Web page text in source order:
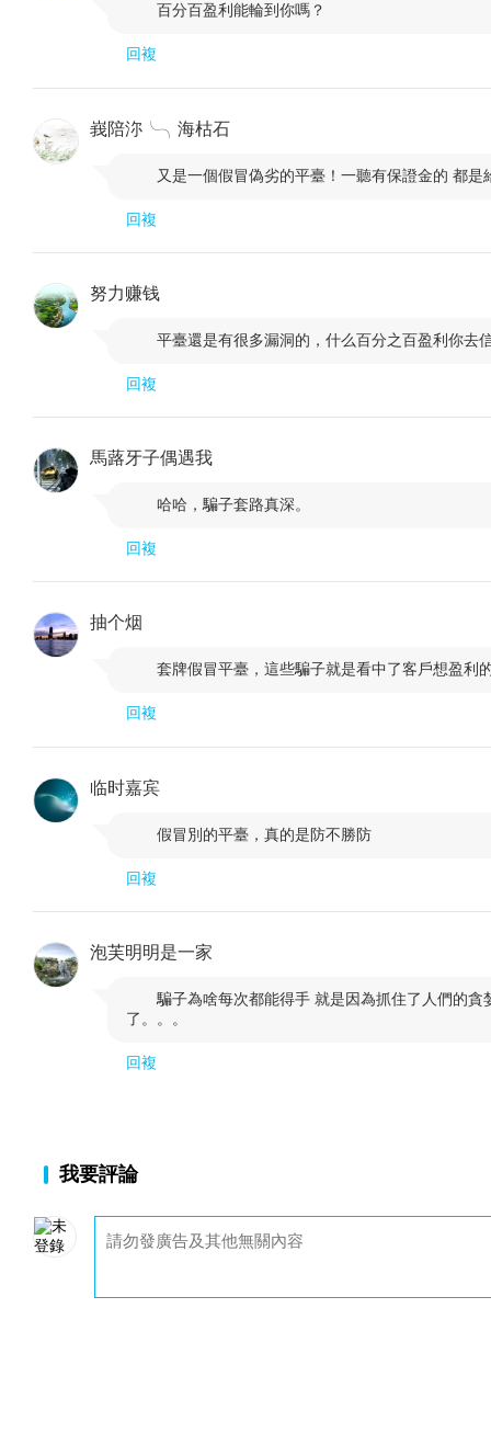
百分百盈利能輪到你嗎？
回複
峩陪沵╰╮海枯石
又是一個假冒偽劣的平臺！一聽有保證金的 都
回複
努力赚钱
平臺還是有很多漏洞的，什么百分之百盈利你去
回複
馬蕗牙子偶遇我
哈哈，騙子套路真深。
回複
抽个烟
套牌假冒平臺，這些騙子就是看中了客戶想盈利
回複
临时嘉宾
假冒別的平臺，真的是防不勝防
回複
泡芙明明是一家
騙子為啥每次都能得手 就是因為抓住了人們的
了。。。
回複
我要評論